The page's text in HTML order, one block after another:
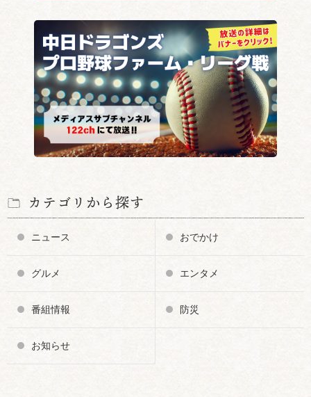
カテゴリから探す
ニュース おでかけ
グルメ エンタメ
番組情報 防災
お知らせ